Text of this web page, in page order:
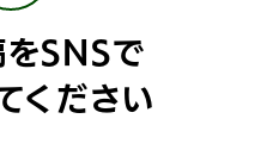
をSNSで
ください